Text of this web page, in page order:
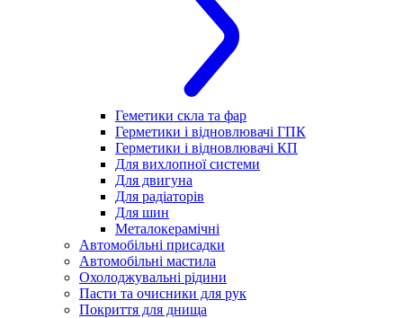
Геметики скла та фар
Герметики і відновлювачі ГПК
Герметики і відновлювачі КП
Для вихлопної системи
Для двигуна
Для радіаторів
Для шин
Металокерамічні
Автомобільні присадки
Автомобільні мастила
Охолоджувальні рідини
Пасти та очисники для рук
Покриття для днища